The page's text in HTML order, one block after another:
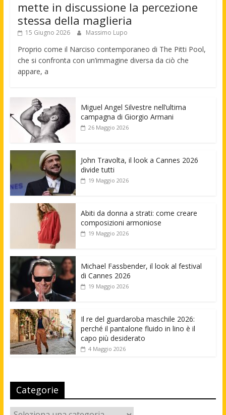
mette in discussione la percezione
stessa della maglieria
15 Giugno 2026 Massimo Lupo
Proprio come il Narciso contemporaneo di The Pitti Pool,
che si confronta con un’immagine diversa da ciò che
appare, a
Miguel Angel Silvestre nell’ultima
campagna di Giorgio Armani
26 Maggio 2026
John Travolta, il look a Cannes 2026
divide tutti
19 Maggio 2026
Abiti da donna a strati: come creare
composizioni armoniose
19 Maggio 2026
Michael Fassbender, il look al festival
di Cannes 2026
19 Maggio 2026
Il re del guardaroba maschile 2026:
perché il pantalone fluido in lino è il
capo più desiderato
4 Maggio 2026
Categorie
Categorie